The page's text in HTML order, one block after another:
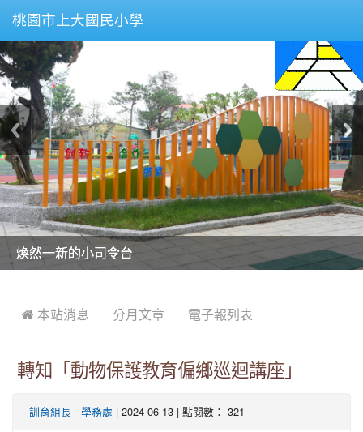
桃園市上大國民小學
美麗的操場是我們活力的來源
美麗的操場是我們活力的來源
煥然一新的小司令台
煥然一新的小司令台
富含桃園埤塘田園風光意象的中廊
富含桃園埤塘田園風光意象的中廊
嶄新的中庭廣場
嶄新的中庭廣場
水生池生生不息
水生池生生不息
 本站消息 分月文章 電子報列表
轉知「動物保護教育偏鄉巡迴講座」
訓育組長 - 學務處 | 2024-06-13 | 點閱數： 321